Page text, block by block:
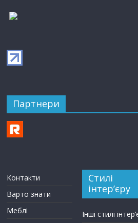
Партнери
Контакти
Варто знати
Меблі
Стилі
інтер’єру
Інші стилі